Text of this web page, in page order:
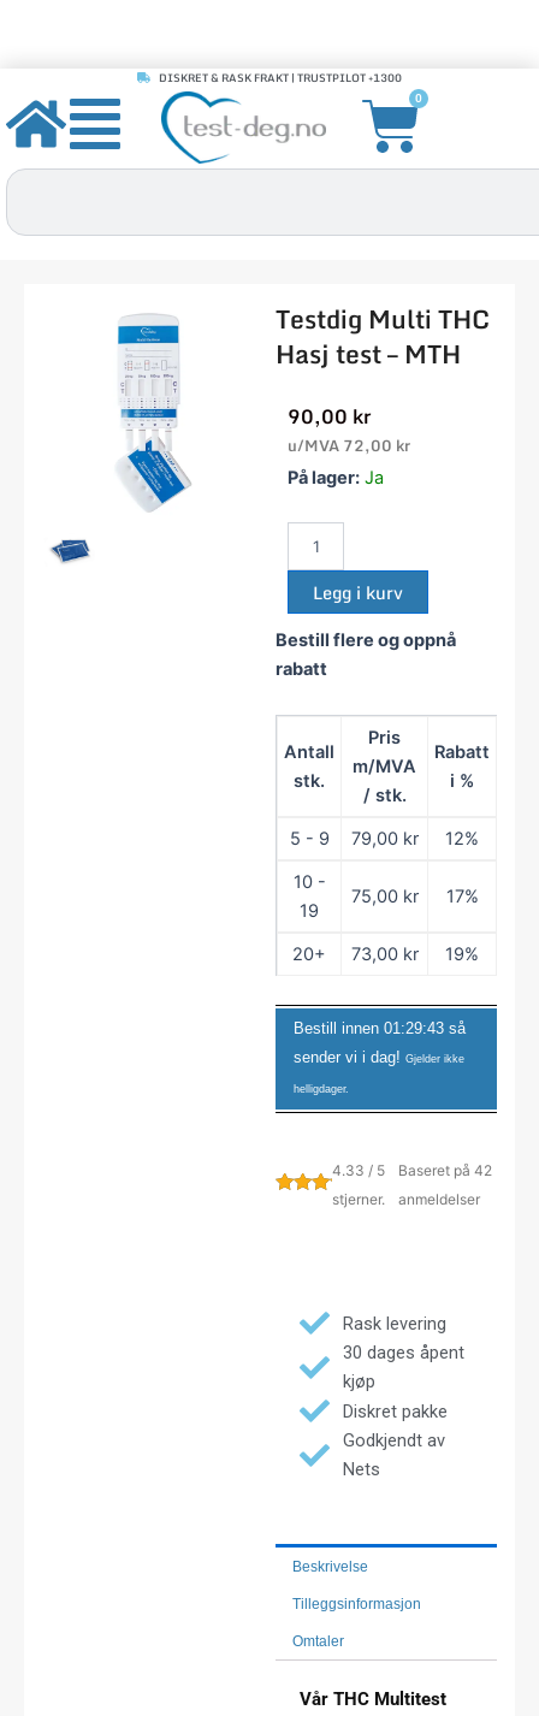
rett
innholdet
DISKRET & RASK FRAKT | TRUSTPILOT +1300
0
Søk
Testdig Multi THC
Hasj test – MTH
90,00 kr
u/MVA 72,00 kr
På lager: Ja
Testdig
THC
Hasj
test
MTH
antall
Legg i kurv
Bestill flere og oppnå
rabatt
Antall
stk.
Pris
m/MVA
/ stk.
Rabatt
i %
5 - 9 79,00 kr
12%
10 -
19
75,00 kr 17%
20+ 73,00 kr 19%
Bestill innen 01:29:43så
sender vi i dag! Gjelder ikke
helligdager.
4.33 / 5
stjerner.
Baseret på 42
anmeldelser
Rask levering
30 dages åpent
kjøp
Diskret pakke
Godkjendt av
Nets
Beskrivelse
Tilleggsinformasjon
Omtaler
Vår THC Multitest